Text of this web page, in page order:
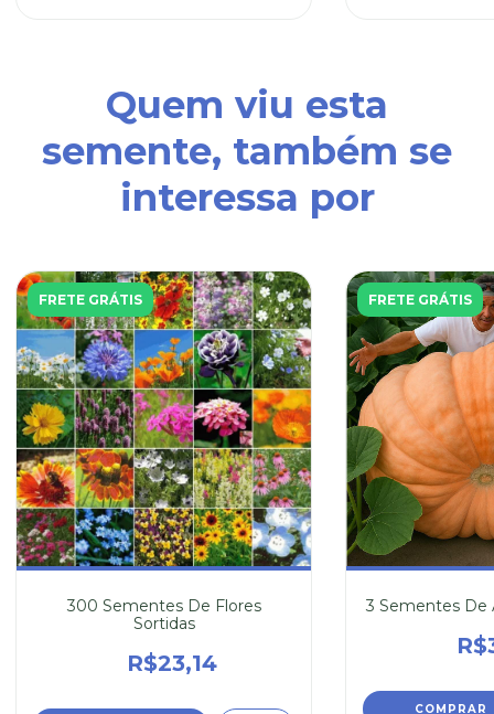
Quem viu esta
semente, também se
interessa por
FRETE GRÁTIS
300 Sementes De Flores
Sortidas
R$23,14
FRETE GRÁTIS
3 Sementes De